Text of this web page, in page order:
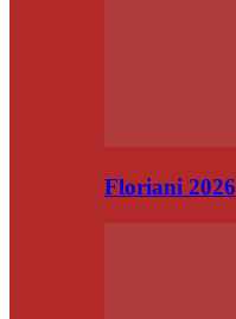
Floriani 2026